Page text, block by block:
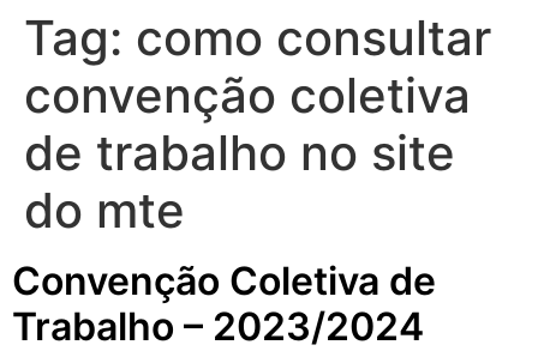
Tag: como consultar
convenção coletiva
de trabalho no site
do mte
Convenção Coletiva de
Trabalho – 2023/2024